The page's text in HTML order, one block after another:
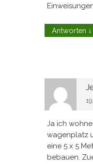
Antworten ↓
Ja ich
wagenplatz
eine 5 x 5
bebauen.